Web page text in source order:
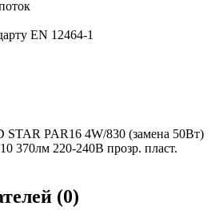
EN 12464-1
STAR PAR16 4W/830 (замена 50Вт)
370лм 220-240В прозр. пласт.
(0)